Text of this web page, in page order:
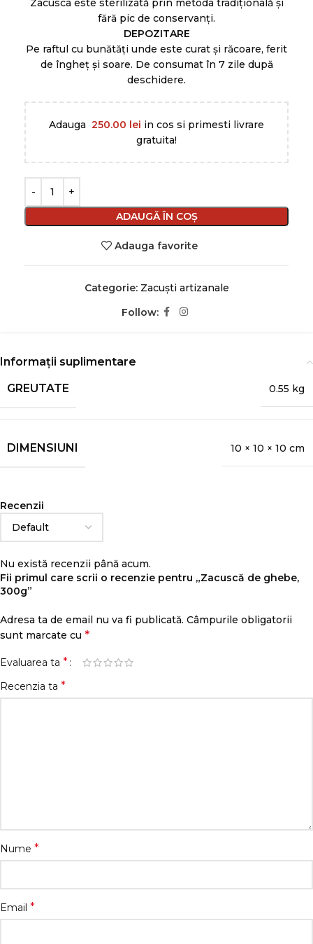
Zacusca este sterilizată prin metoda tradițională și
fără pic de conservanți.
DEPOZITARE
Pe raftul cu bunătăți unde este curat și răcoare, ferit
de îngheț și soare. De consumat în 7 zile după
deschidere.
Adauga 250.00 lei in cos si primesti livrare
gratuita!
ADAUGĂ ÎN COȘ
Adauga favorite
Categorie: Zacuști artizanale
Follow:
Informații suplimentare
GREUTATE
0.55 kg
DIMENSIUNI 10 × 10 × 10 cm
Recenzii
Nu există recenzii până acum.
Fii primul care scrii o recenzie pentru „Zacuscă de ghebe,
300g”
Adresa ta de email nu va fi publicată. Câmpurile obligatorii
sunt marcate cu *
Evaluarea ta *
Recenzia ta *
Nume *
Email *